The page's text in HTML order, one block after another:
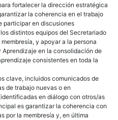
fortalecer la dirección estratégica
la coherencia en el trabajo
participar en discusiones
distintos equipos del Secretariado
y apoyar a la persona
Aprendizaje en la consolidación de
consistentes en toda la
clave, incluidos comunicados de
de trabajo nuevas o en
en diálogo con otros/as
es garantizar la coherencia con
por la membresía y, en última